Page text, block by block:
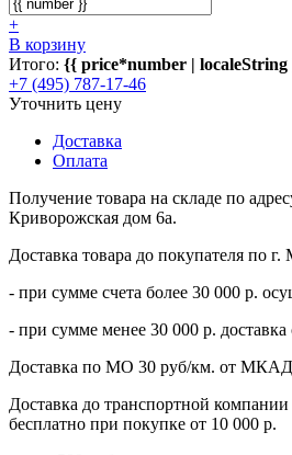
+
В корзину
Итого: {{ price*number | localeString
+7 (495) 787-17-46
Уточнить цену
Доставка
Оплата
Получение товара на складе по
Криворожская дом 6а.
Доставка товара до покупателя по г.
- при сумме счета более 30 000 р.
- при сумме менее 30 000 р. доставка
Доставка по МО 30 руб/км. от
Доставка до транспортной компании
бесплатно при покупке от 10 000 р.